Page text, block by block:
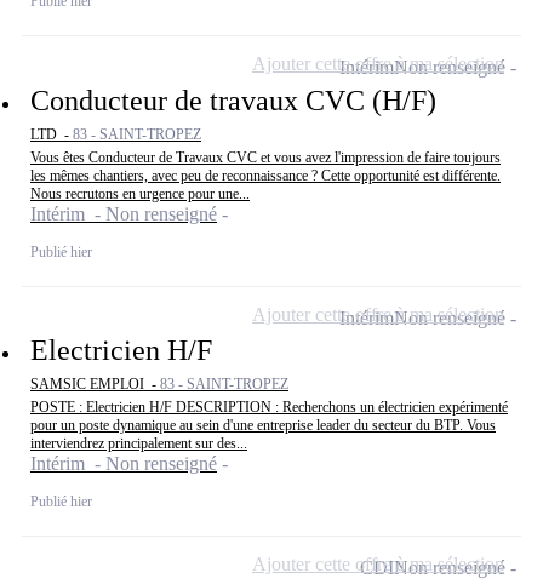
Conducteur de travaux CVC (H/F)
LTD - 83 - SAINT-TROPEZ
Vous êtes Conducteur de Travaux CVC et vous avez l'impression de faire toujours
les mêmes chantiers, avec peu de reconnaissance ? Cette opportunité est différente.
Nous recrutons en urgence pour une...
Intérim - Non renseigné
Publié hier
IntérimNon renseigné
Ajouter cette offre à ma sélection
Electricien H/F
SAMSIC EMPLOI - 83 - SAINT-TROPEZ
POSTE : Electricien H/F DESCRIPTION : Recherchons un électricien expérimenté
pour un poste dynamique au sein d'une entreprise leader du secteur du BTP. Vous
interviendrez principalement sur des...
Intérim - Non renseigné
Publié hier
IntérimNon renseigné
Ajouter cette offre à ma sélection
CDINon renseigné
Ajouter cette offre à ma sélection